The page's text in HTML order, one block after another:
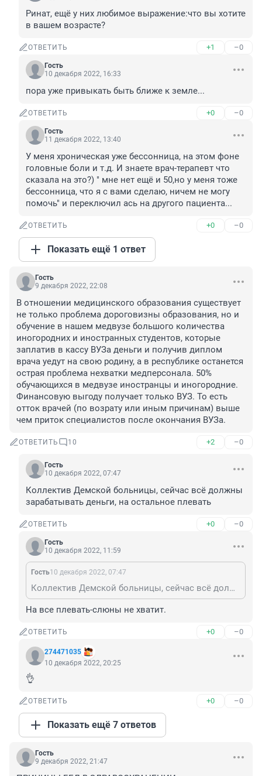
Ринат, ещё у них любимое выражение:что вы хотите
в вашем возрасте?
ОТВЕТИТЬ +1 –0
Гость
10 декабря 2022, 16:33
пора уже привыкать быть ближе к земле...
ОТВЕТИТЬ +0 –0
Гость
11 декабря 2022, 13:40
У меня хроническая уже бессонница, на этом фоне
головные боли и т.д. И знаете врач-терапевт что
сказала на это?) " мне нет ещё и 50,но у меня тоже
бессонница, что я с вами сделаю, ничем не могу
помочь" и переключил ась на другого пациента...
ОТВЕТИТЬ +0 –0
Показать ещё 1 ответ
Гость
9 декабря 2022, 22:08
В отношении медицинского образования существует
не только проблема дороговизны образования, но и
обучение в нашем медвузе большого количества
иногородних и иностранных студентов, которые
заплатив в кассу ВУЗа деньги и получив диплом
врача уедут на свою родину, а в республике останется
острая проблема нехватки медперсонала. 50%
обучающихся в медвузе иностранцы и иногородние.
Финансовую выгоду получает только ВУЗ. То есть
отток врачей (по возрату или иным причинам) выше
чем приток специалистов после окончания ВУЗа.
ОТВЕТИТЬ 10 +2 –0
Гость
10 декабря 2022, 07:47
Коллектив Демской больницы, сейчас всё должны
зарабатывать деньги, на остальное плевать
ОТВЕТИТЬ +0 –0
Гость
10 декабря 2022, 11:59
Гость10 декабря 2022, 07:47
Коллектив Демской больницы, сейчас всё должны зарабатывать деньги, на остальное плевать
На все плевать-слюны не хватит.
ОТВЕТИТЬ +0 –0
274471035
10 декабря 2022, 20:25
👌
ОТВЕТИТЬ +0 –0
Показать ещё 7 ответов
Гость
9 декабря 2022, 21:47